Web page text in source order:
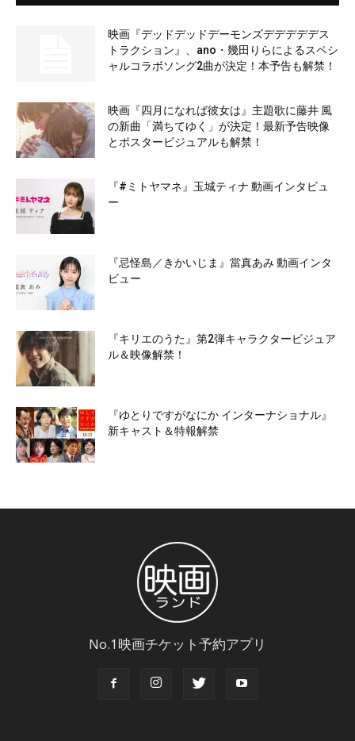
映画『デッドデッドデーモンズデデデデデス
トラクション』、ano・幾田りらによるスペシ
ャルコラボソング2曲が決定！本予告も解禁！
映画『四月になれば彼女は』主題歌に藤井 風
の新曲「満ちてゆく」が決定！最新予告映像
とポスタービジュアルも解禁！
『#ミトヤマネ』玉城ティナ 動画インタビュ
ー
『忌怪島／きかいじま』當真あみ 動画インタ
ビュー
『キリエのうた』第2弾キャラクタービジュア
ル＆映像解禁！
『ゆとりですがなにか インターナショナル』
新キャスト＆特報解禁
No.1映画チケット予約アプリ